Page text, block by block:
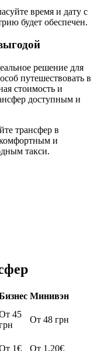
время и дату с
будет обеспечен.
решение для
путешествовать в
стоимость и
доступным и
трансфер в
и
такси.
Минивэн
45
От 48 грн
1€
От 1,20€